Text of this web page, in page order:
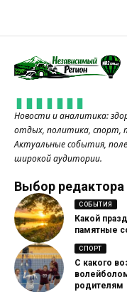
Новости и аналитика:
отдых, политика, спорт,
Актуальные события,
широкой аудитории.
Выбор редактора
СОБЫТИЯ
Какой
памятные
СПОРТ
С какого
родителям